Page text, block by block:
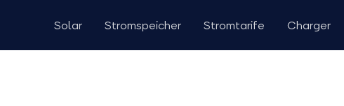
Solar Stromspeicher Stromtarife Charger